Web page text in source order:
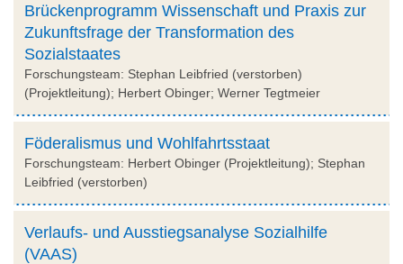
Brückenprogramm Wissenschaft und Praxis zur
Zukunftsfrage der Transformation des
Sozialstaates
Forschungsteam: Stephan Leibfried (verstorben)
(Projektleitung); Herbert Obinger; Werner Tegtmeier
Föderalismus und Wohlfahrtsstaat
Forschungsteam: Herbert Obinger (Projektleitung); Stephan
Leibfried (verstorben)
Verlaufs- und Ausstiegsanalyse Sozialhilfe
(VAAS)